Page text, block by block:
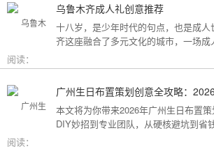
乌鲁木齐成人礼创意推荐
十八岁，是少年时代的句点，也是成
齐这座融合了多元文化的城市，一场
创意。这份攻略为你梳理了从传统仪
能，希望能帮你找到最独特的那一种。
阅读：
本文将为你带来2026年广州生日布置
DIY妙招到专业团队，从硬核避坑到省
阅读：